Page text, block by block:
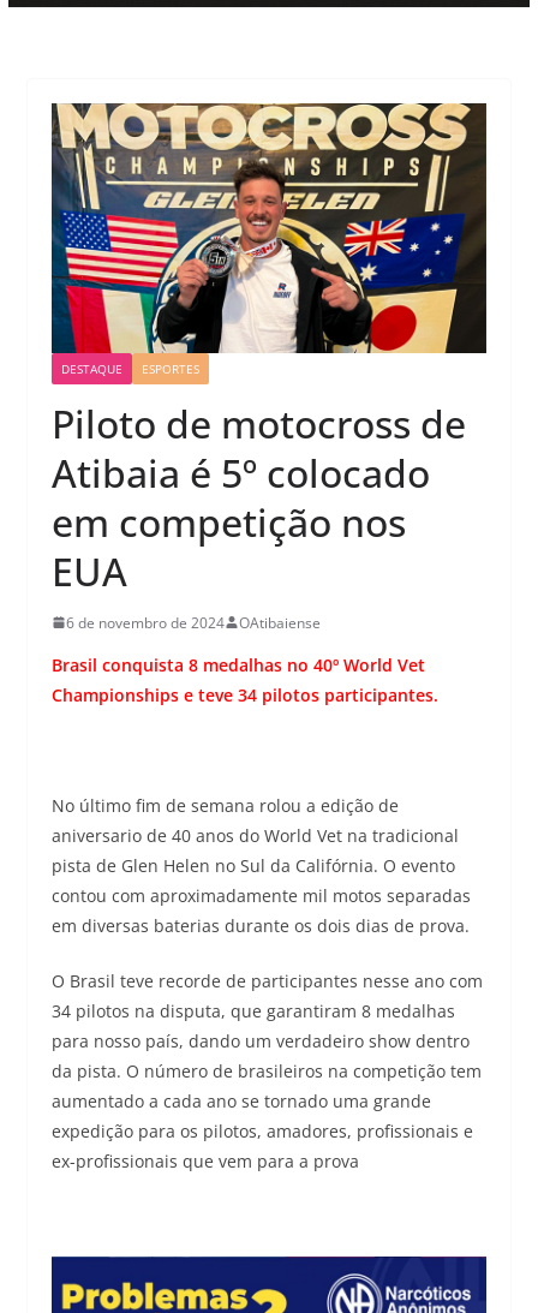
DESTAQUE ESPORTES
Piloto de motocross de
Atibaia é 5º colocado
em competição nos
EUA
6 de novembro de 2024 OAtibaiense
Brasil conquista 8 medalhas no 40º World Vet
Championships e teve 34 pilotos participantes.
No último fim de semana rolou a edição de
aniversario de 40 anos do World Vet na tradicional
pista de Glen Helen no Sul da Califórnia. O evento
contou com aproximadamente mil motos separadas
em diversas baterias durante os dois dias de prova.
O Brasil teve recorde de participantes nesse ano com
34 pilotos na disputa, que garantiram 8 medalhas
para nosso país, dando um verdadeiro show dentro
da pista. O número de brasileiros na competição tem
aumentado a cada ano se tornado uma grande
expedição para os pilotos, amadores, profissionais e
ex-profissionais que vem para a prova